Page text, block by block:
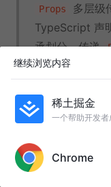
Props
多层级
TypeScript 声
承划分，传递
简洁）。
学习（针对新
2019 学习
462
继续浏览内容
稀土掘金
一个帮助开发者
Chrome